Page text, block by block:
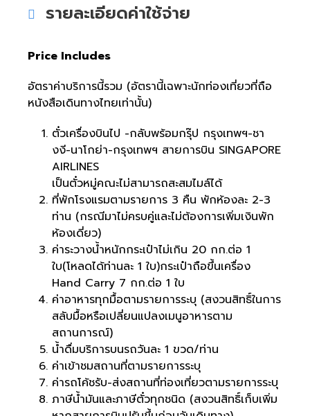
รายละเอียดค่าใช้จ่าย
Price Includes
อัตราค่าบริการนี้รวม (อัตรานี้เฉพาะนักท่องเที่ยวที่ถือ
หนังสือเดินทางไทยเท่านั้น)
ตั๋วเครื่องบินไป -กลับพร้อมกรุ๊ป กรุงเทพฯ-ชา
งงี-นาโกย่า-กรุงเทพฯ สายการบิน SINGAPORE
AIRLINES
เป็นตั๋วหมู่คณะไม่สามารถสะสมไมล์ได้
ที่พักโรงแรมตามรายการ 3 คืน พักห้องละ 2-3
ท่าน (กรณีมาไม่ครบคู่และไม่ต้องการเพิ่มเงินพัก
ห้องเดี่ยว)
ค่าระวางน้ำหนักกระเป๋าไม่เกิน 20 กก.ต่อ 1
ใบ(โหลดได้ท่านละ 1 ใบ)กระเป๋าถือขึ้นเครื่อง
Hand Carry 7 กก.ต่อ 1 ใบ
ค่าอาหารทุกมื้อตามรายการระบุ (สงวนสิทธิ์ในการ
สลับมื้อหรือเปลี่ยนแปลงเมนูอาหารตาม
สถานการณ์)
น้ำดื่มบริการบนรถวันละ 1 ขวด/ท่าน
ค่าเข้าชมสถานที่ตามรายการระบุ
ค่ารถโค้ชรับ-ส่งสถานที่ท่องเที่ยวตามรายการระบุ
ภาษีน้ำมันและภาษีตั๋วทุกชนิด (สงวนสิทธิ์เก็บเพิ่ม